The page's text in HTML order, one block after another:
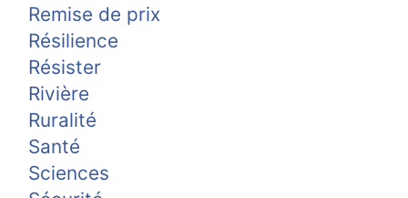
Remise de prix
Résilience
Résister
Rivière
Ruralité
Santé
Sciences